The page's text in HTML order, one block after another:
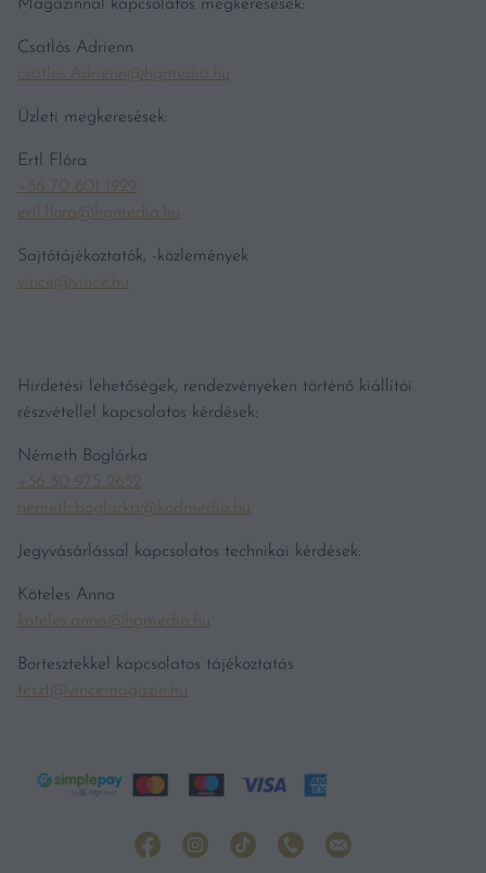
Magazinnal kapcsolatos megkeresések:
Csatlós Adrienn
csatlos.Adrienn@hgmedia.hu
Üzleti megkeresések:
Ertl Flóra
+36 70 601 1929
ertl.flora@hgmedia.hu
Sajtótájékoztatók, -közlemények
vince@vince.hu
Hirdetési lehetőségek, rendezvényeken történő kiállítói
részvétellel kapcsolatos kérdések:
Németh Boglárka
+36 30 975 2652
nemeth.boglarka@kodmedia.hu
Jegyvásárlással kapcsolatos technikai kérdések:
Köteles Anna
koteles.anna@hgmedia.hu
Bortesztekkel kapcsolatos tájékoztatás
teszt@vincemagazin.hu